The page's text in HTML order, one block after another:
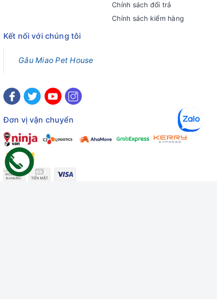
Chính sách đổi trả
Chính sách kiểm hàng
Kết nối với chúng tôi
Gâu Miao Pet House
Đơn vị vận chuyển